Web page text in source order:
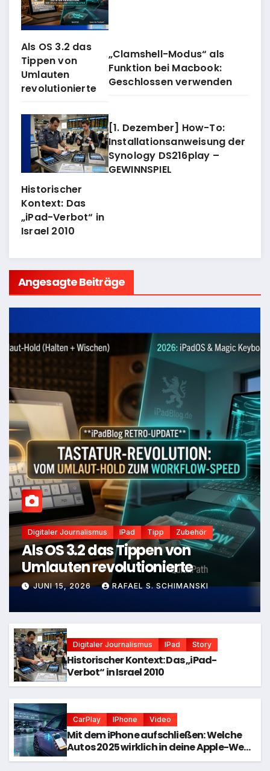
Als OS 3.2 das
Tippen von
Umlauten
revolutionierte
Historischer
Kontext: Das
„iPad-Verbot“ in
Israel 2010
„Clamshell-Modus“ als
Funktion bei Macbook:
Geschlossen verwenden
[1. Dezember] How-To:
Installationsanweisung der
Synology DS216play –
GEWINNSPIEL
Angesagte Beiträge
Digitaler Journalismus IPad Tipp Zubehör
Als OS 3.2 das Tippen von
Umlauten revolutionierte
JUNI 15, 2026 RAFAEL S. SCHIMANSKI
Digitaler Journalismus IPad Story
Historischer Kontext: Das „iPad-
Verbot“ in Israel 2010
CarPlay IPhone Video
Mit dem iPhone aufschließen: Welche
Autos 2025 wirklich in deine Apple-Welt
passen